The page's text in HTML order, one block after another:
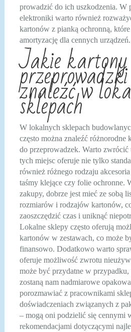
prowadzić do ich uszkodzenia. W
elektroniki warto również
kartonów z pianką ochronną,
amortyzację dla cennych urządzeń.
Jakie
znaleźć w
sklepach
W lokalnych sklepach
często można znaleźć różnorodne
do przeprowadzek. Warto zwrócić
tych miejsc oferuje nie tylko
również różnego rodzaju
taśmy klejące czy folie ochronne.
zakupy, dobrze jest mieć ze sobą
rozmiarów i rodzajów kartonów,
zaoszczędzić czas i uniknąć
Lokalne sklepy często oferują
kartonów w zestawach, co może
finansowo. Dodatkowo warto
oferuje możliwość zwrotu
może być przydatne w
zostaną nam nadmiarowe
porozmawiać z pracownikami
doświadczeniach związanych z
– mogą oni podzielić się cennymi
rekomendacjami dotyczącymi